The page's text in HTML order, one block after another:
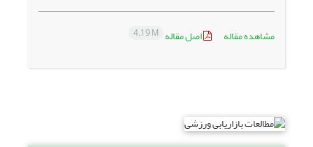
مشاهده مقاله اصل مقاله 4.19 M